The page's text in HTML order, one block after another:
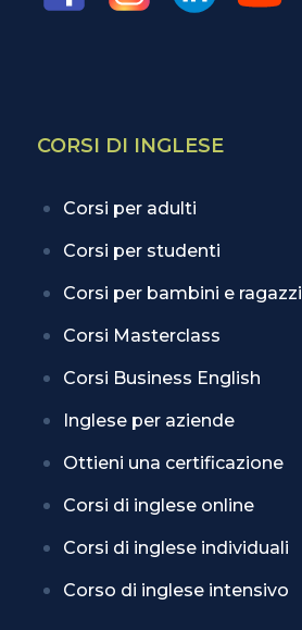
CORSI DI INGLESE
Corsi per adulti
Corsi per studenti
Corsi per bambini e ragazzi
Corsi Masterclass
Corsi Business English
Inglese per aziende
Ottieni una certificazione
Corsi di inglese online
Corsi di inglese individuali
Corso di inglese intensivo